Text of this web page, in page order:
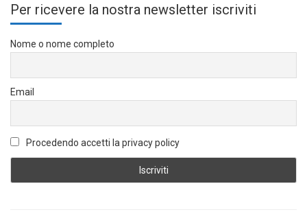
Per ricevere la nostra newsletter iscriviti
Nome o nome completo
Email
Procedendo accetti la privacy policy